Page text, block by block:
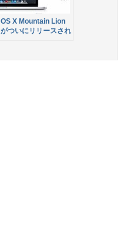
OS X Mountain Lion
がついにリリースされ